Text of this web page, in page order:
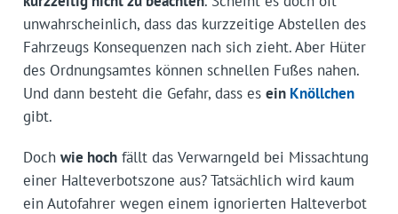
unwahrschein­lich, dass das kurzzeitige Abstellen des
Fahrzeugs Konsequenzen nach sich zieht. Aber Hüter
des Ordnungsamtes können schnellen Fußes nahen.
Und dann besteht die Gefahr, dass es ein Knöllchen
gibt.
Doch wie hochfällt das Verwarngeld bei Missachtung
einer Halteverbotszone aus? Tatsächlich wird kaum
ein Autofahrer wegen einem ignorierten Halteverbot